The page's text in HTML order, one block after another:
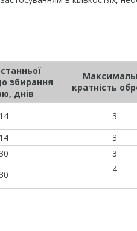
збирання
днів
кратність
14
3
14
3
30
3
30 4